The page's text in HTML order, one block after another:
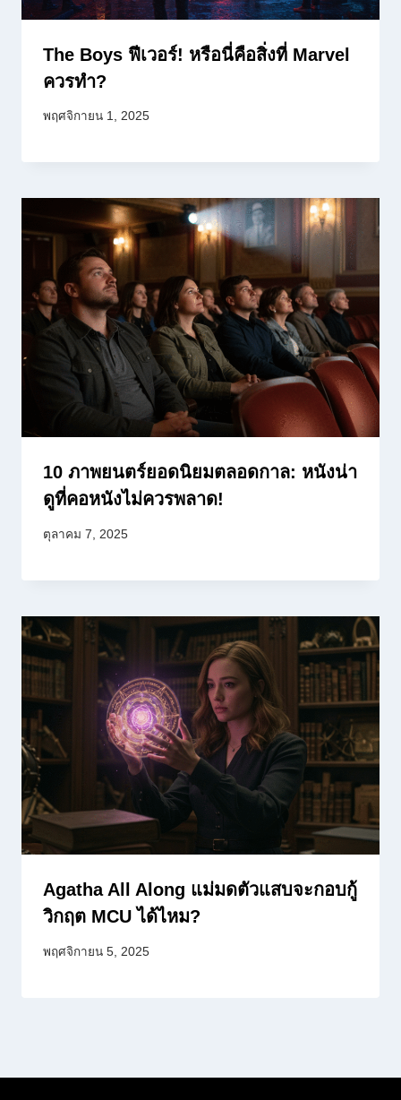
The Boys ฟีเวอร์! หรือนี่คือสิ่งที่ Marvel
ควรทำ?
พฤศจิกายน 1, 2025
10 ภาพยนตร์ยอดนิยมตลอดกาล: หนังน่า
ดูที่คอหนังไม่ควรพลาด!
ตุลาคม 7, 2025
Agatha All Along แม่มดตัวแสบจะกอบกู้
วิกฤต MCU ได้ไหม?
พฤศจิกายน 5, 2025